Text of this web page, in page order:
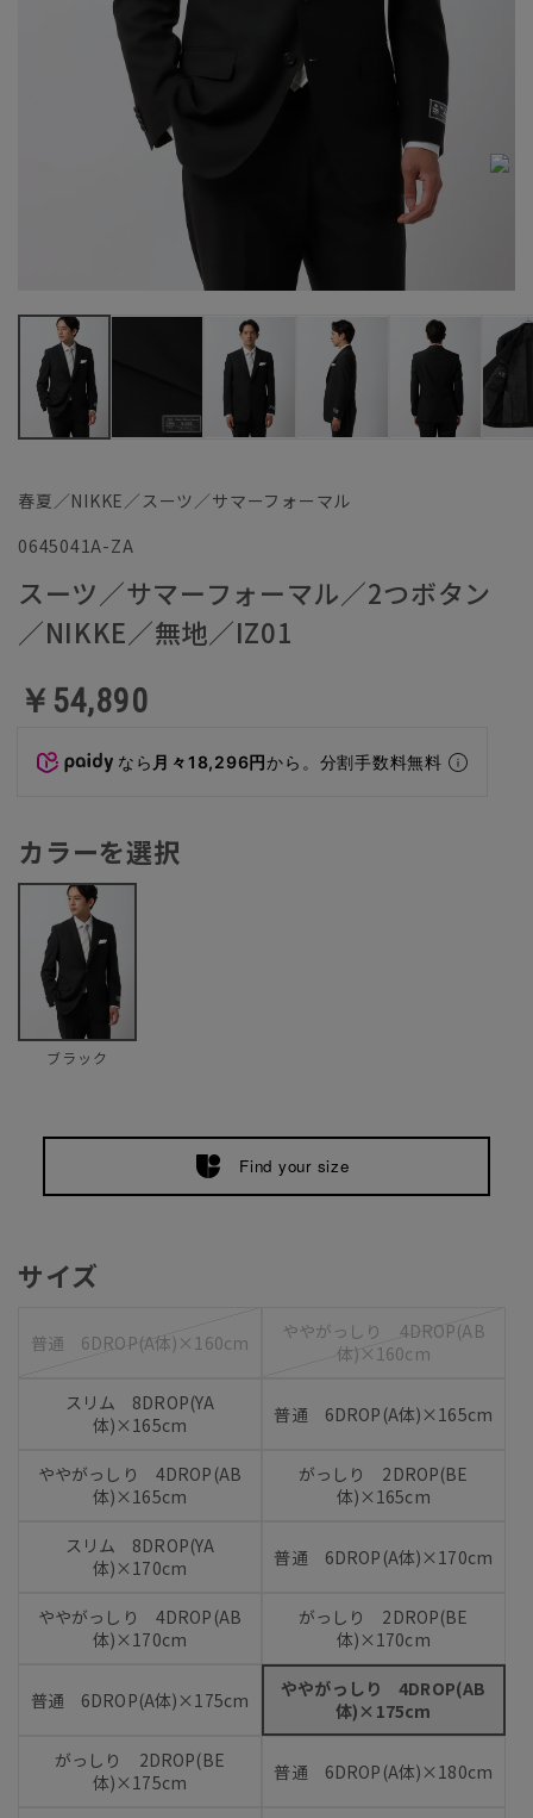
春夏／NIKKE／スーツ／サマーフォーマル
0645041A-ZA
スーツ／サマーフォーマル／2つボタン
／NIKKE／無地／IZ01
￥54,890
なら 月々18,296円から。分割手数料無料
カラーを選択
ブラック
Find your size
サイズ
普通 6DROP(A体)×160cm
ややがっしり 4DROP(AB
体)×160cm
スリム 8DROP(YA
体)×165cm
普通 6DROP(A体)×165cm
ややがっしり 4DROP(AB
体)×165cm
がっしり 2DROP(BE
体)×165cm
スリム 8DROP(YA
体)×170cm
普通 6DROP(A体)×170cm
ややがっしり 4DROP(AB
体)×170cm
がっしり 2DROP(BE
体)×170cm
普通 6DROP(A体)×175cm
ややがっしり 4DROP(AB
体)×175cm
がっしり 2DROP(BE
体)×175cm
普通 6DROP(A体)×180cm